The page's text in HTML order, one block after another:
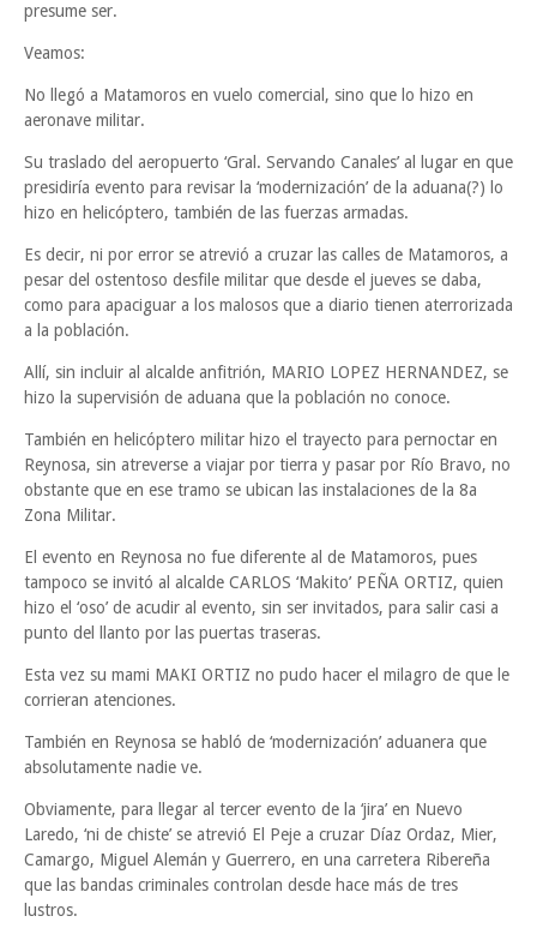
presume ser.
Veamos:
No llegó a Matamoros en vuelo comercial, sino que lo hizo en
aeronave militar.
Su traslado del aeropuerto ‘Gral. Servando Canales’ al lugar en que
presidiría evento para revisar la ‘modernización’ de la aduana(?) lo
hizo en helicóptero, también de las fuerzas armadas.
Es decir, ni por error se atrevió a cruzar las calles de Matamoros, a
pesar del ostentoso desfile militar que desde el jueves se daba,
como para apaciguar a los malosos que a diario tienen aterrorizada
a la población.
Allí, sin incluir al alcalde anfitrión, MARIO LOPEZ HERNANDEZ, se
hizo la supervisión de aduana que la población no conoce.
También en helicóptero militar hizo el trayecto para pernoctar en
Reynosa, sin atreverse a viajar por tierra y pasar por Río Bravo, no
obstante que en ese tramo se ubican las instalaciones de la 8a
Zona Militar.
El evento en Reynosa no fue diferente al de Matamoros, pues
tampoco se invitó al alcalde CARLOS ‘Makito’ PEÑA ORTIZ, quien
hizo el ‘oso’ de acudir al evento, sin ser invitados, para salir casi a
punto del llanto por las puertas traseras.
Esta vez su mami MAKI ORTIZ no pudo hacer el milagro de que le
corrieran atenciones.
También en Reynosa se habló de ‘modernización’ aduanera que
absolutamente nadie ve.
Obviamente, para llegar al tercer evento de la ‘jira’ en Nuevo
Laredo, ‘ni de chiste’ se atrevió El Peje a cruzar Díaz Ordaz, Mier,
Camargo, Miguel Alemán y Guerrero, en una carretera Ribereña
que las bandas criminales controlan desde hace más de tres
lustros.